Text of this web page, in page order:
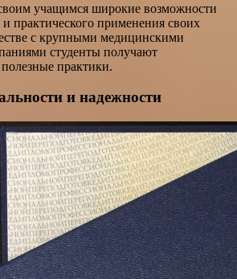
учащимся широкие возможности
и практического применения своих
с крупными медицинскими
студенты получают
практики.
и надежности